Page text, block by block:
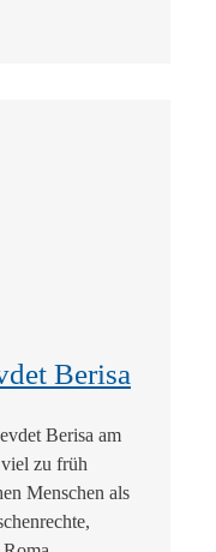
Berisa
Berisa am
zu früh
Menschen als